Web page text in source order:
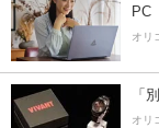
PC
オリ
「
オリ